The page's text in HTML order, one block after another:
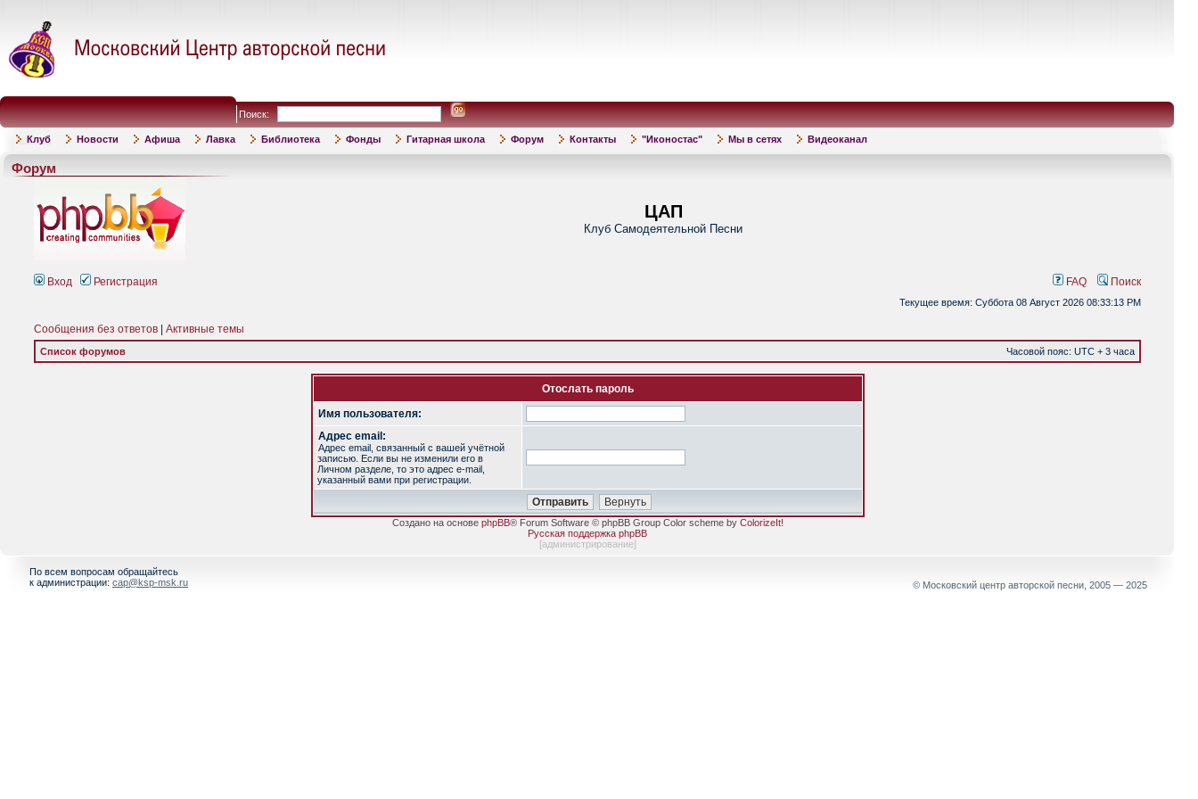
Поиск:
Клуб Новости Афиша Лавка Библиотека Фонды Гитарная школа Форум Контакты "Иконостас" Мы в сетях Видеоканал
Форум
ЦАП
Клуб Самодеятельной Песни
Вход Регистрация FAQ Поиск
Текущее время: Суббота 08 Август 2026 08:33:13 PM
Сообщения без ответов Активные темы
Список форумов Часовой пояс: UTC + 3 часа
Отослать пароль
Имя пользователя:
Адрес email:
Адрес email, связанный с вашей учётной
записью. Если вы не изменили его в
Личном разделе, то это адрес e-mail,
указанный вами при регистрации.
Создано на основе phpBB® Forum Software © phpBB Group Color scheme by ColorizeIt!
Русская поддержка phpBB
[администрирование]
По всем вопросам обращайтесь
к администрации: cap@ksp-msk.ru © Московский центр авторской песни, 2005 — 2025